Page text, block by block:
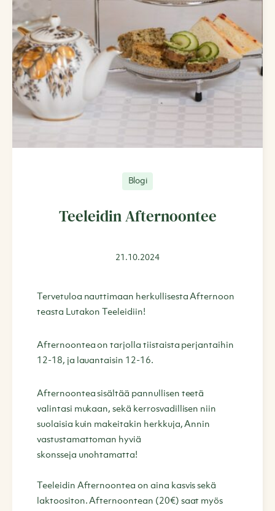
Blogi
Teeleidin Afternoontee
21.10.2024
Tervetuloa nauttimaan herkullisesta Afternoon
teasta Lutakon Teeleidiin!
Afternoontea on tarjolla tiistaista perjantaihin
12-18, ja lauantaisin 12-16.
Afternoontea sisältää pannullisen teetä
valintasi mukaan, sekä kerrosvadillisen niin
suolaisia kuin makeitakin herkkuja, Annin
vastustamattoman hyviä
skonsseja unohtamatta!
Teeleidin Afternoontea on aina kasvis sekä
laktoositon. Afternoontean (20€) saat myös